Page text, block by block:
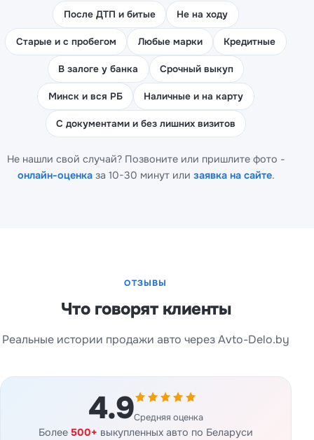
После ДТП и битые Не на ходу
Старые и с пробегом Любые марки Кредитные
В залоге у банка Срочный выкуп
Минск и вся РБ Наличные и на карту
С документами и без лишних визитов
Не нашли свой случай? Позвоните или пришлите фото -
онлайн-оценказа 10-30 минут или заявка на сайте.
ОТЗЫВЫ
Что говорят клиенты
Реальные истории продажи авто через Avto-Delo.by
4.9Средняя оценка
Более 500+ выкупленных авто по Беларуси